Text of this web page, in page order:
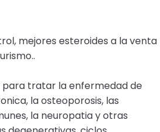
mejores esteroides a la venta
para tratar la enfermedad de
la osteoporosis, las
la neuropatia y otras